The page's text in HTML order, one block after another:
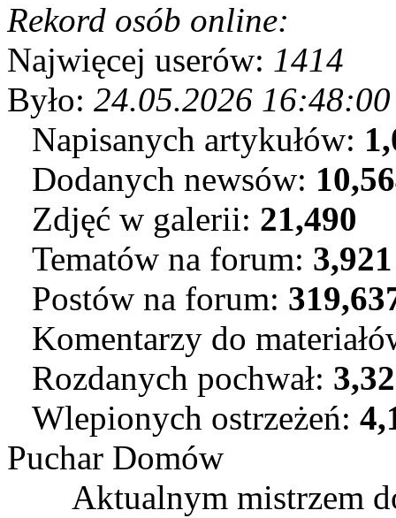
Rekord osób online:
Najwięcej userów: 1414
Było: 24.05.2026 16:48:00
Napisanych artykułów:
Dodanych newsów:
Zdjęć w galerii: 21,490
Tematów na forum: 3,921
Postów na forum:
Komentarzy do
Rozdanych pochwał:
Wlepionych ostrzeżeń:
Puchar Domów
Aktualnym mistrzem